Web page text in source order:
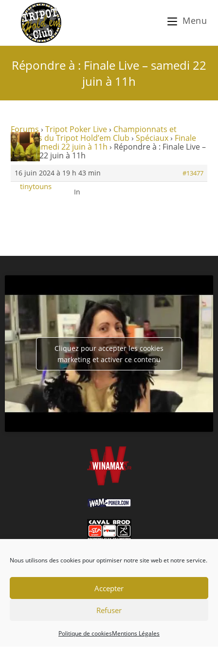
Nous utilisons des cookies pour optimiser notre site web et notre service.
Accepter
Refuser
Politique de cookiesMentions Légales
Menu
Répondre à : Finale Live – samedi 22
juin à 11h
Forums › Tripot Poker Live › Championnats et
tournois du Tripot Hold’em Club › Spéciaux › Finale
Live – samedi 22 juin à 11h › Répondre à : Finale Live –
samedi 22 juin à 11h
16 juin 2024 à 19 h 43 min #13477
tinytouns
In
Cliquez pour accepter les cookies
marketing et activer ce contenu
Mentions Légales
Politique de cookies (EU) Conditions générales